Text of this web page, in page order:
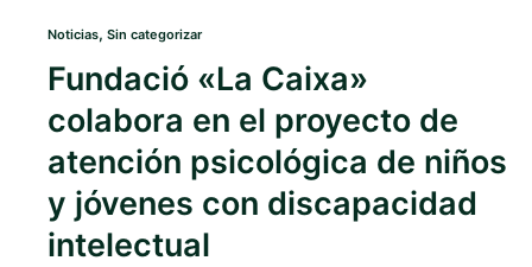
Noticias, Sin categorizar
Fundació «La Caixa»
colabora en el proyecto de
atención psicológica de niños
y jóvenes con discapacidad
intelectual